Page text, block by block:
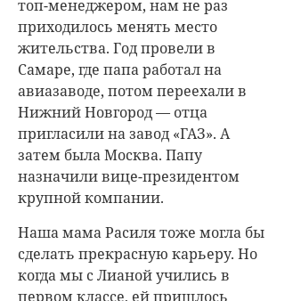
топ-менеджером, нам не раз
приходилось менять место
жительства. Год провели в
Самаре, где папа работал на
авиазаводе, потом переехали в
Нижний Новгород — отца
пригласили на завод «ГАЗ». А
затем была Москва. Папу
назначили вице-президентом
крупной компании.
Наша мама Расиля тоже могла бы
сделать прекрасную карьеру. Но
когда мы с Лианой учились в
первом классе, ей пришлось